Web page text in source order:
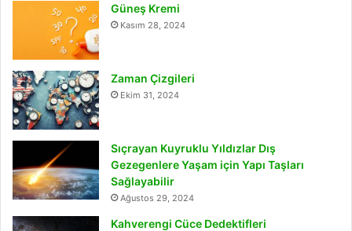
Güneş Kremi
Kasım 28, 2024
Zaman Çizgileri
Ekim 31, 2024
Sıçrayan Kuyruklu Yıldızlar Dış
Gezegenlere Yaşam için Yapı Taşları
Sağlayabilir
Ağustos 29, 2024
Kahverengi Cüce Dedektifleri